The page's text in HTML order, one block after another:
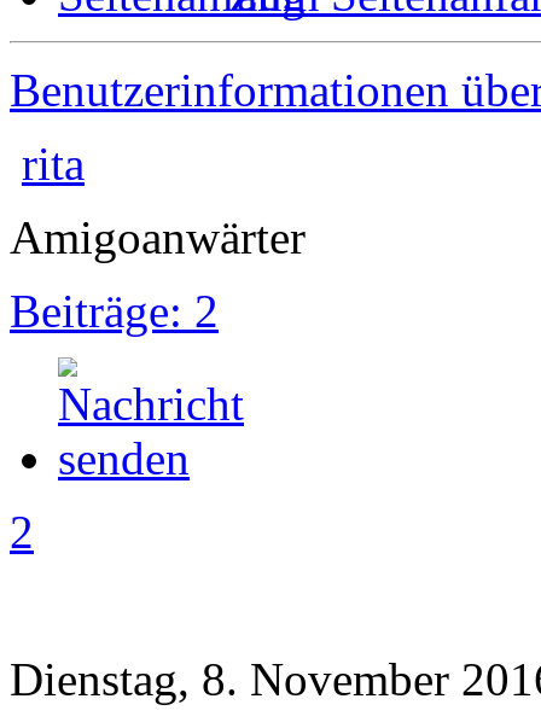
Benutzerinformationen
rita
Amigoanwärter
Beiträge: 2
2
Dienstag, 8. November